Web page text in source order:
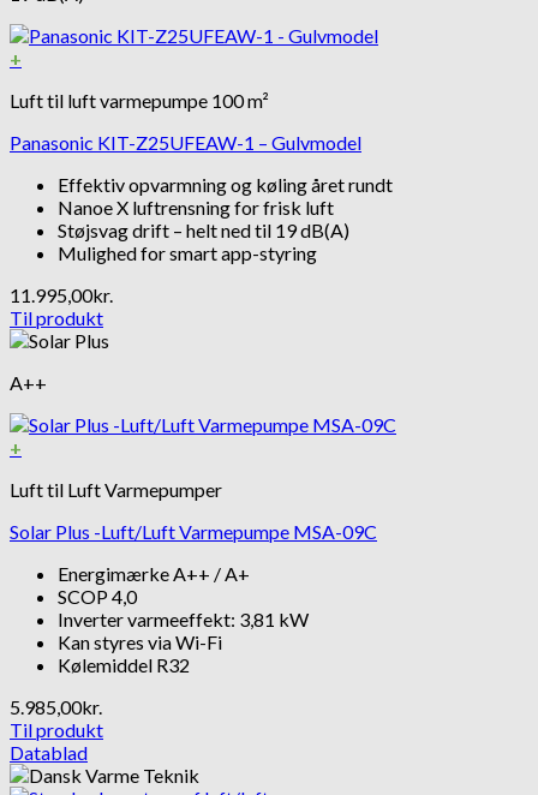
+
Luft til luft varmepumpe 100 m²
Panasonic KIT-Z25UFEAW-1 – Gulvmodel
Effektiv opvarmning og køling året rundt
Nanoe X luftrensning for frisk luft
Støjsvag drift – helt ned til 19 dB(A)
Mulighed for smart app-styring
11.995,00kr.
Til produkt
A++
+
Luft til Luft Varmepumper
Solar Plus -Luft/Luft Varmepumpe MSA-09C
Energimærke A++ / A+
SCOP 4,0
Inverter varmeeffekt: 3,81 kW
Kan styres via Wi-Fi
Kølemiddel R32
5.985,00kr.
Til produkt
Datablad